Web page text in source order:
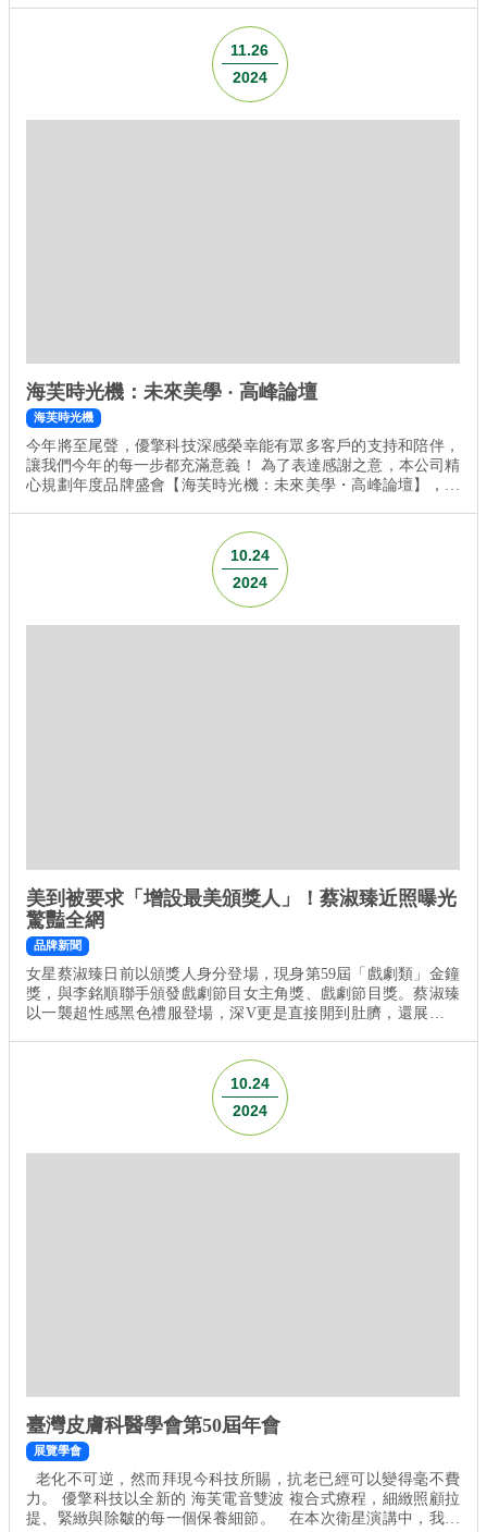
豪酒店 8F 萬享宴會廳C 地址：高雄市鼓山區龍德新路222號 *本
11.26
2024
海芙時光機：未來美學 · 高峰論壇
海芙時光機
今年將至尾聲，優擎科技深感榮幸能有眾多客戶的支持和陪伴，
讓我們今年的每一步都充滿意義！ 為了表達感謝之意，本公司精
心規劃年度品牌盛會【海芙時光機：未來美學・高峰論壇】，期
科聯合診所 王筱涵 院長、 杰膚美皮膚專科診所 李杰年 院長 及
粹究美學診所 楊仕安 院長，帶...10.24
2024
美到被要求「增設最美頒獎人」！蔡淑臻近照曝光
驚豔全網
品牌新聞
女星蔡淑臻日前以頒獎人身分登場，現身第59屆「戲劇類」金鐘
獎，與李銘順聯手頒發戲劇節目女主角獎、戲劇節目獎。蔡淑臻
以一襲超性感黑色禮服登場，深V更是直接開到肚臍，還展現出
鐘獎頒獎人成為全場目光焦點。（圖／三立提供） 蔡淑臻月初才
亮相出席「海芙電音雙波」代言記者會，採訪...
10.24
2024
臺灣皮膚科醫學會第50屆年會
展覽學會
老化不可逆，然而拜現今科技所賜，抗老已經可以變得毫不費
力。 優擎科技以全新的 海芙電音雙波 複合式療程，細緻照顧拉
提、緊緻與除皺的每一個保養細節。 在本次衛星演講中，我們